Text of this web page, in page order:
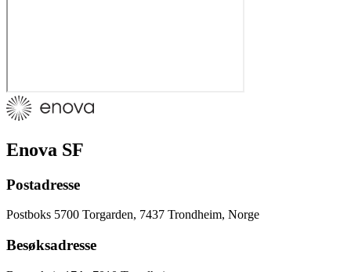
Enova SF
Postadresse
Postboks 5700 Torgarden, 7437 Trondheim, Norge
Besøksadresse